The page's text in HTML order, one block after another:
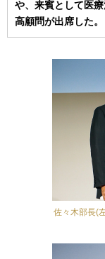
や、来賓として医
高顧問が出席した。
佐々木部長(